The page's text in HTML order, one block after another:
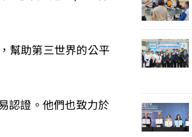
幫助第三世界的公平
認證。他們也致力於